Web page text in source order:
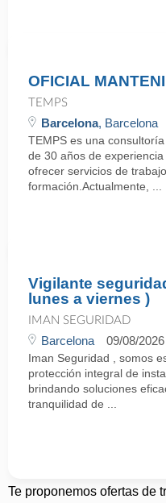
OFICIAL
TEMPS
Barcelona, Barcelona
TEMPS es una
de 30 años de
ofrecer servicios de
formación.Actualmente, ...
Vigilante
lunes a viernes )
IMAN SEGURIDAD
Barcelona 09/08/2026
Iman Seguridad , somos
protección integral de
brindando soluciones
tranquilidad de ...
Te proponemos ofertas de